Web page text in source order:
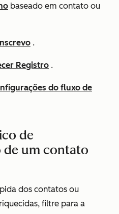
baseado em contato ou
.
Registro .
do fluxo de
de
um contato
dos contatos ou
filtre para a